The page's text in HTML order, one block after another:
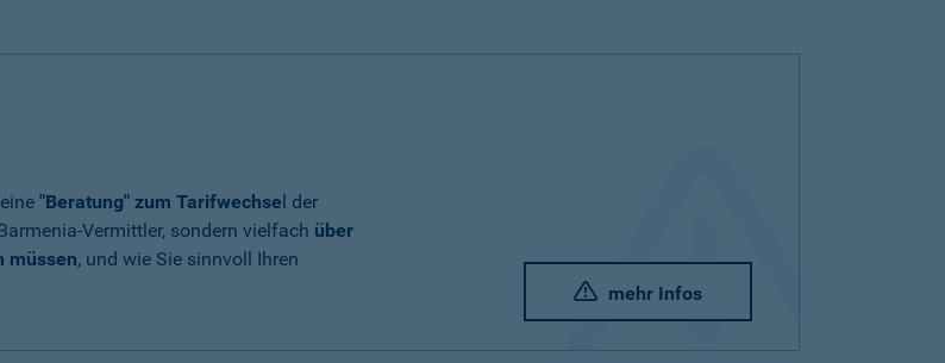
"Beratung" zum Tarifwechsel der
Vermittler, sondern vielfach über
müssen, und wie Sie sinnvoll Ihren
mehr Infos